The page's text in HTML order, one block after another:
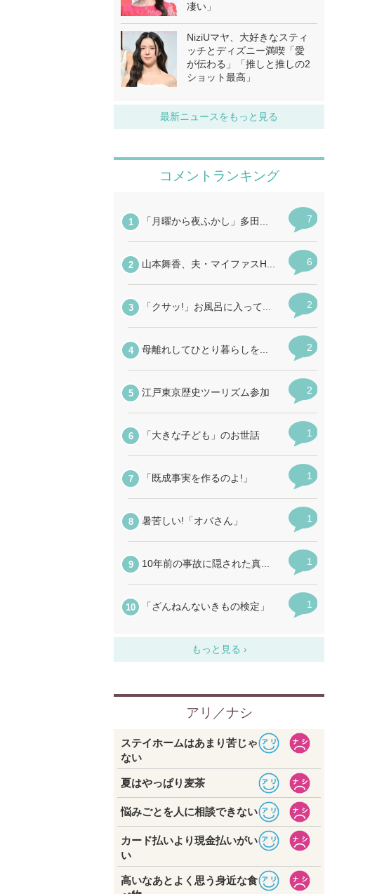
凄い」
NiziUマヤ、大好きなスティ
ッチとディズニー満喫「愛
が伝わる」「推しと推しの2
ショット最高」
最新ニュースをもっと見る